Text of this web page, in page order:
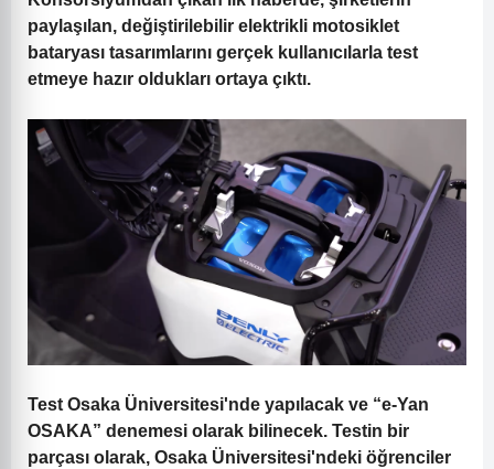
paylaşılan, değiştirilebilir elektrikli motosiklet
bataryası tasarımlarını gerçek kullanıcılarla test
etmeye hazır oldukları ortaya çıktı.
Test Osaka Üniversitesi'nde yapılacak ve “e-Yan
OSAKA” denemesi olarak bilinecek. Testin bir
parçası olarak, Osaka Üniversitesi'ndeki öğrenciler